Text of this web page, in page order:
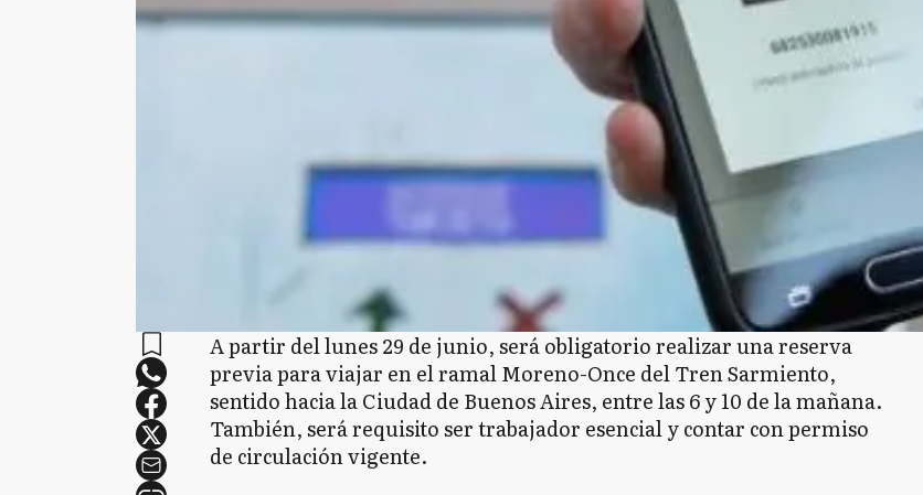
A partir del lunes 29 de junio, será obligatorio realizar una reserva
previa para viajar en el ramal Moreno-Once del Tren Sarmiento,
sentido hacia la Ciudad de Buenos Aires, entre las 6 y 10 de la mañana.
También, será requisito ser trabajador esencial y contar con permiso
de circulación vigente.